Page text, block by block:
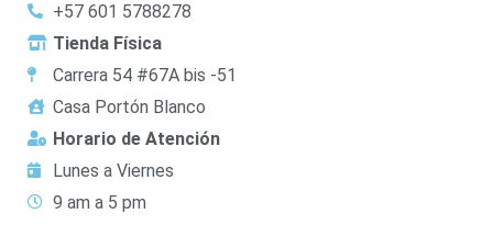
+57 601 5788278
Tienda Física
Carrera 54 #67A bis -51
Casa Portón Blanco
Horario de Atención
Lunes a Viernes
9 am a 5 pm